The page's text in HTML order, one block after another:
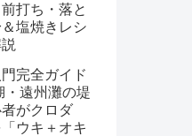
打ち・落と
塩焼きレシ
完全ガイド
・遠州灘の堤
がクロダ
ウキ＋オキ